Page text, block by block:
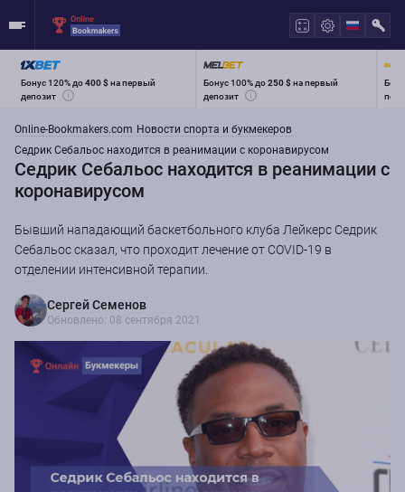
Бонус 120% до400 $на первый
депозит
Бонус 100% до250 $на первый
депозит
Online-Bookmakers.com Новости спорта и букмекеров
Седрик Себальос находится в реанимации с коронавирусом
Седрик Себальос находится в реанимации с
коронавирусом
Бывший нападающий баскетбольного клуба Лейкерс Седрик
Себальос сказал, что проходит лечение от COVID-19 в
отделении интенсивной терапии.
Сергей Семенов
Обновлено: 08 сентября 2021